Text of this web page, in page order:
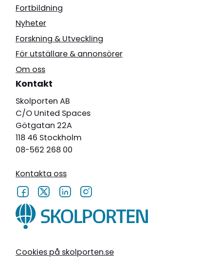
Cookies på skolporten.se
Fortbildning
Nyheter
Forskning & Utveckling
För utställare & annonsörer
Om oss
Kontakt
Skolporten AB
C/O United Spaces
Götgatan 22A
118 46 Stockholm
08-562 268 00
Kontakta oss